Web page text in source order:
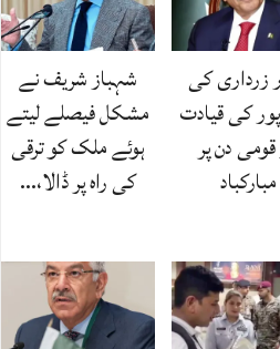
کی
کی قیادت
دن پر
مبارکباد
شہباز شریف نے
مشکل فیصلے لیتے
ہوئے ملک کو ترقی
کی راہ پر ڈالا،…